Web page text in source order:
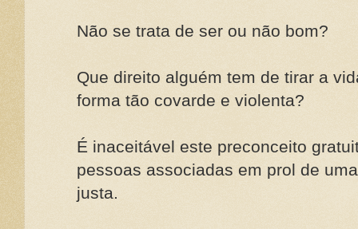
Não se trata de ser ou não bom?
Que direito alguém tem de tirar a
forma tão covarde e violenta?
É inaceitável este preconceito
pessoas associadas em prol de
justa.